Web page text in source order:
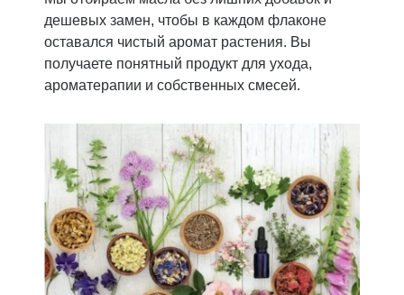
дешевых замен, чтобы в каждом флаконе
оставался чистый аромат растения. Вы
получаете понятный продукт для ухода,
ароматерапии и собственных смесей.